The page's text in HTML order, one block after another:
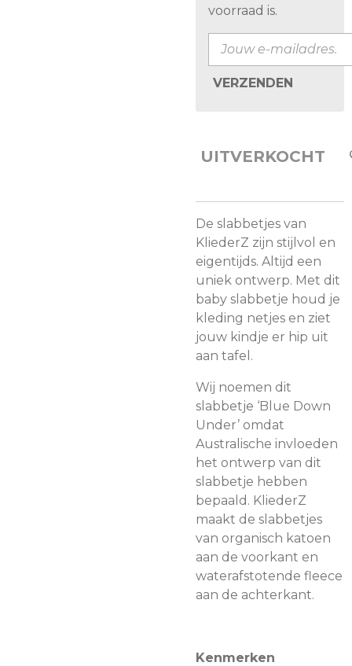
voorraad is.
VERZENDEN
UITVERKOCHT
De slabbetjes van
KliederZ zijn stijlvol en
eigentijds. Altijd een
uniek ontwerp. Met dit
baby slabbetje houd je
kleding netjes en ziet
jouw kindje er hip uit
aan tafel.
Wij noemen dit
slabbetje ‘Blue Down
Under’ omdat
Australische invloeden
het ontwerp van dit
slabbetje hebben
bepaald. KliederZ
maakt de slabbetjes
van organisch katoen
aan de voorkant en
waterafstotende fleece
aan de achterkant.
Kenmerken